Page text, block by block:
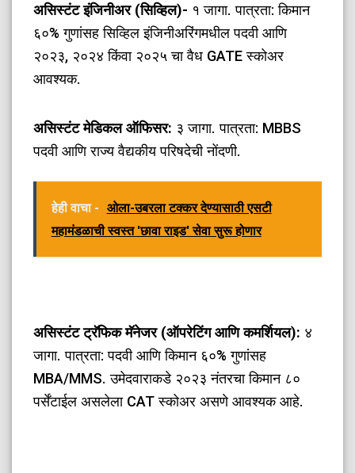
असिस्टंट इंजिनीअर (सिव्हिल)- १ जागा. पात्रता: किमान
६०% गुणांसह सिव्हिल इंजिनीअरिंगमधील पदवी आणि
२०२३, २०२४ किंवा २०२५ चा वैध GATE स्कोअर
आवश्यक.
असिस्टंट मेडिकल ऑफिसर: ३ जागा. पात्रता: MBBS
पदवी आणि राज्य वैद्यकीय परिषदेची नोंदणी.
हेही वाचा - ओला-उबरला टक्कर देण्यासाठी एसटी
महामंडळाची स्वस्त 'छावा राइड' सेवा सुरू होणार
असिस्टंट ट्रॅफिक मॅनेजर (ऑपरेटिंग आणि कमर्शियल): ४
जागा. पात्रता: पदवी आणि किमान ६०% गुणांसह
MBA/MMS. उमेदवाराकडे २०२३ नंतरचा किमान ८०
पर्सेंटाईल असलेला CAT स्कोअर असणे आवश्यक आहे.